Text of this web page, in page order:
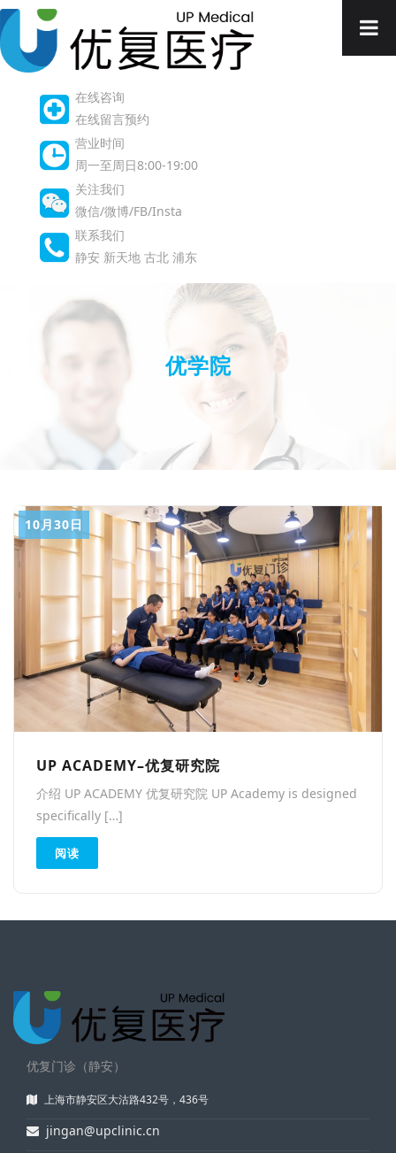
在线咨询
在线留言预约
营业时间
周一至周日8:00-19:00
关注我们
微信/微博/FB/Insta
联系我们
静安 新天地 古北 浦东
优学院
10月30日
UP ACADEMY–优复研究院
介绍 UP ACADEMY 优复研究院 UP Academy is designed
specifically […]
阅读
优复门诊（静安）
上海市静安区大沽路432号，436号
jingan@upclinic.cn